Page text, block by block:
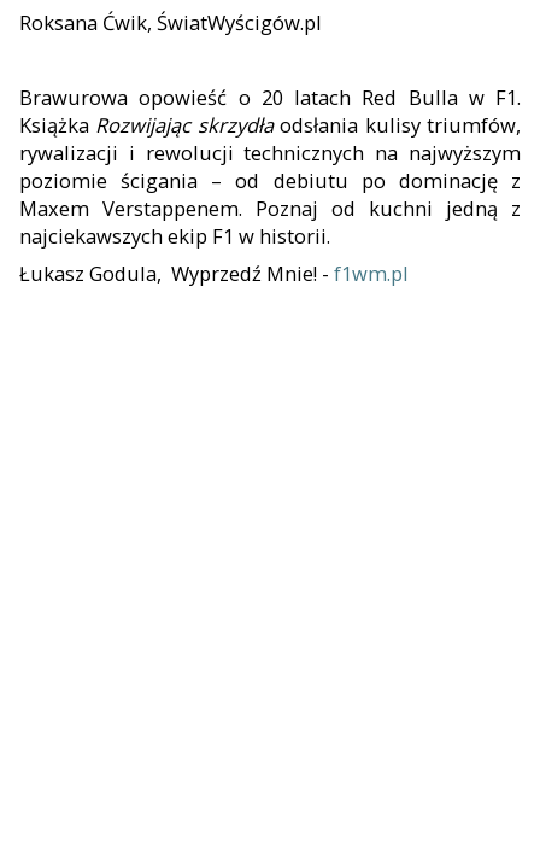
Roksana Ćwik, ŚwiatWyścigów.pl
Brawurowa opowieść o 20 latach Red Bulla w F1.
Książka Rozwijając skrzydłaodsłania kulisy triumfów,
rywalizacji i rewolucji technicznych na najwyższym
poziomie ścigania – od debiutu po dominację z
Maxem Verstappenem. Poznaj od kuchni jedną z
najciekawszych ekip F1 w historii.
Łukasz Godula, Wyprzedź Mnie! - f1wm.pl